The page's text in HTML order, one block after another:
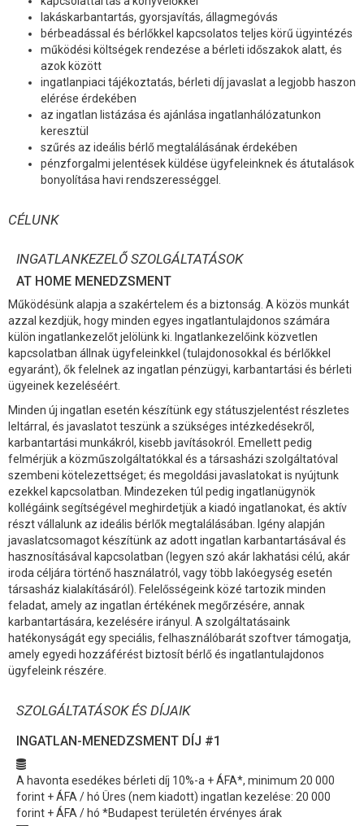
lakáskarbantartás, gyorsjavítás, állagmegóvás
bérbeadással és bérlőkkel kapcsolatos teljes körű ügyintézés
működési költségek rendezése a bérleti időszakok alatt, és
azok között
ingatlanpiaci tájékoztatás, bérleti díj javaslat a legjobb haszon
elérése érdekében
az ingatlan listázása és ajánlása ingatlanhálózatunkon
keresztül
szűrés az ideális bérlő megtalálásának érdekében
pénzforgalmi jelentések küldése ügyfeleinknek és átutalások
bonyolítása havi rendszerességgel.
CÉLUNK
INGATLANKEZELŐ SZOLGÁLTATÁSOK
AT HOME MENEDZSMENT
Működésünk alapja a szakértelem és a biztonság. A közös munkát
azzal kezdjük, hogy minden egyes ingatlantulajdonos számára
külön ingatlankezelőt jelölünk ki. Ingatlankezelőink közvetlen
kapcsolatban állnak ügyfeleinkkel (tulajdonosokkal és bérlőkkel
egyaránt), ők felelnek az ingatlan pénzügyi, karbantartási és bérleti
ügyeinek kezeléséért.
Minden új ingatlan esetén készítünk egy státuszjelentést részletes
leltárral, és javaslatot teszünk a szükséges intézkedésekről,
karbantartási munkákról, kisebb javításokról. Emellett pedig
felmérjük a közműszolgáltatókkal és a társasházi szolgáltatóval
szembeni kötelezettséget; és megoldási javaslatokat is nyújtunk
ezekkel kapcsolatban. Mindezeken túl pedig ingatlanügynök
kollégáink segítségével meghirdetjük a kiadó ingatlanokat, és aktív
részt vállalunk az ideális bérlők megtalálásában. Igény alapján
javaslatcsomagot készítünk az adott ingatlan karbantartásával és
hasznosításával kapcsolatban (legyen szó akár lakhatási célú, akár
iroda céljára történő használatról, vagy több lakóegység esetén
társasház kialakításáról). Felelősségeink közé tartozik minden
feladat, amely az ingatlan értékének megőrzésére, annak
karbantartására, kezelésére irányul. A szolgáltatásaink
hatékonyságát egy speciális, felhasználóbarát szoftver támogatja,
amely egyedi hozzáférést biztosít bérlő és ingatlantulajdonos
ügyfeleink részére.
SZOLGÁLTATÁSOK ÉS DÍJAIK
INGATLAN-MENEDZSMENT DÍJ #1
A havonta esedékes bérleti díj 10%-a + ÁFA*, minimum 20 000
forint + ÁFA / hó Üres (nem kiadott) ingatlan kezelése: 20 000
forint + ÁFA / hó *Budapest területén érvényes árak